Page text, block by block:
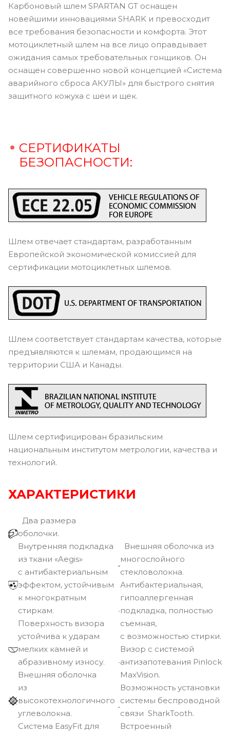
Карбоновый шлем SPARTAN GT оснащен
новейшими инновациями SHARK и превосходит
все требования безопасности и комфорта. Этот
мотоциклетный шлем на все лицо оправдывает
ожидания самых требовательных гонщиков. Он
оснащен совершенно новой концепцией «Система
аварийного сброса АКУЛЫ» для быстрого снятия
защитного кожуха с шеи и щек.
СЕРТИФИКАТЫ
БЕЗОПАСНОСТИ:
Шлем отвечает стандартам, разработанным
Европейской экономической комиссией для
сертификации мотоциклетных шлемов.
Шлем соответствует стандартам качества, которые
предъявляются к шлемам, продающимся на
территории США и Канады.
Шлем сертифицирован бразильским
национальным институтом метрологии, качества и
технологий.
ХАРАКТЕРИСТИКИ
Два размера
оболочки.
Внутренняя подкладка
из ткани «Aegis»
с антибактериальным
эффектом, устойчивым
к многократным
стиркам.
Поверхность визора
устойчива к ударам
мелких камней и
абразивному износу.
Внешняя оболочка
из
высокотехнологичного
углеволокна.
Cистема EasyFit для
Внешняя оболочка из
многослойного
стекловолокна.
Антибактериальная,
гипоаллергенная
подкладка, полностью
съемная,
с возможностью стирки.
Визор с системой
антизапотевания Pinlock
MaxVision.
Возможность установки
системы беспроводной
связи SharkTooth.
Встроенный